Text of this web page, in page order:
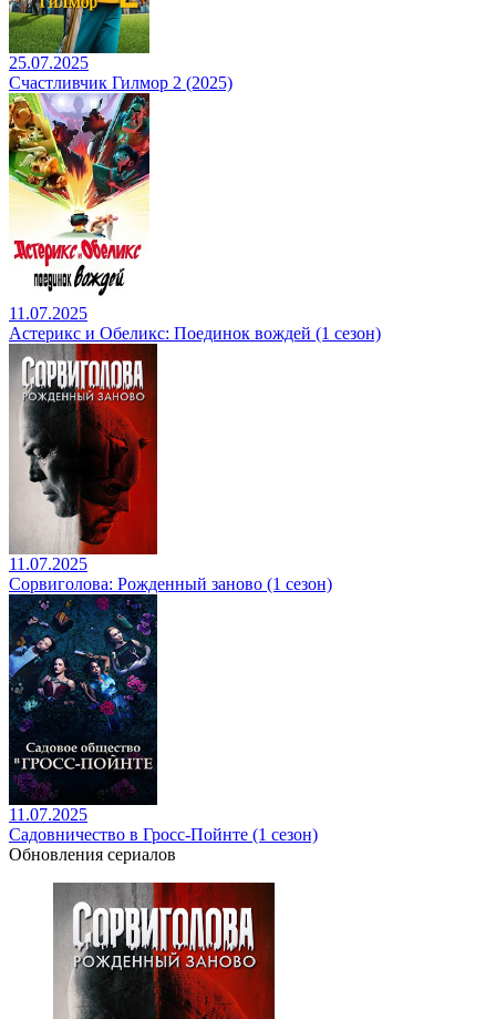
25.07.2025
Счастливчик Гилмор 2 (2025)
11.07.2025
Астерикс и Обеликс: Поединок вождей (1 сезон)
11.07.2025
Сорвиголова: Рожденный заново (1 сезон)
11.07.2025
Садовничество в Гросс-Пойнте (1 сезон)
Обновления сериалов